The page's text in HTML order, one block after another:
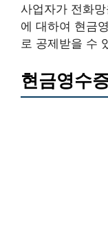
사업자가 전화
에 대하여 현금
로 공제받을 수
현금영수